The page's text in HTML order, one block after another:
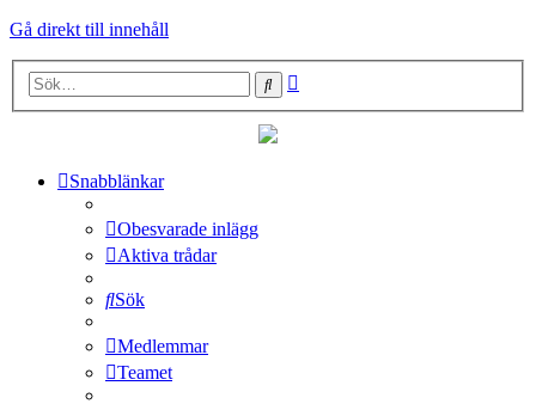
Gå direkt till innehåll
Sök
Snabblänkar
Obesvarade inlägg
Aktiva trådar
Sök
Medlemmar
Teamet